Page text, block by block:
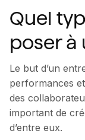
Quel
poser à
Le but d’un
performances
des
important de
d’entre eux.